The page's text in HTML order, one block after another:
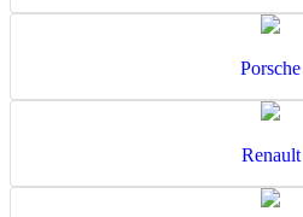
Porsche
Renault